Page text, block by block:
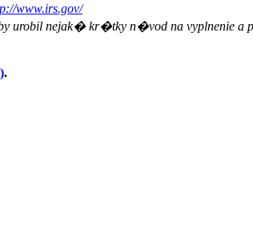
www.irs.gov/
urobil nejak� kr�tky n�vod na vyplnenie a
.